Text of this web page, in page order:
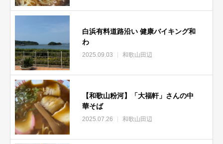
白浜有料道路沿い 健康バイキング和
わ
2025.09.03 和歌山田辺
【和歌山粉河】「大福軒」さんの中
華そば
2025.07.26 和歌山田辺